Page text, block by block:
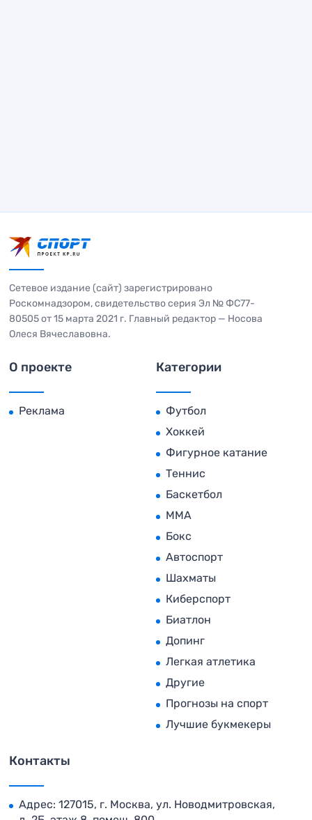
Сетевое издание (сайт) зарегистрировано
Роскомнадзором, свидетельство серия Эл № ФС77-
80505 от 15 марта 2021 г. Главный редактор — Носова
Олеся Вячеславовна.
О проекте
Реклама
Категории
Футбол
Хоккей
Фигурное катание
Теннис
Баскетбол
MMA
Бокс
Автоспорт
Шахматы
Киберспорт
Биатлон
Допинг
Легкая атлетика
Другие
Прогнозы на спорт
Лучшие букмекеры
Контакты
Адрес: 127015, г. Москва, ул. Новодмитровская,